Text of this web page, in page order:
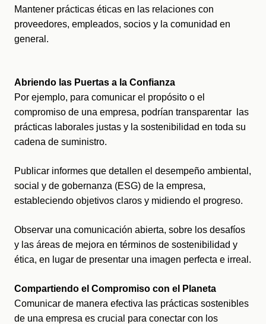
Mantener prácticas éticas en las relaciones con
proveedores, empleados, socios y la comunidad en
general.
Abriendo las Puertas a la Confianza
Por ejemplo, para comunicar el propósito o el
compromiso de una empresa, podrían transparentar  las
prácticas laborales justas y la sostenibilidad en toda su
cadena de suministro.
Publicar informes que detallen el desempeño ambiental,
social y de gobernanza (ESG) de la empresa,
estableciendo objetivos claros y midiendo el progreso.
Observar una comunicación abierta, sobre los desafíos
y las áreas de mejora en términos de sostenibilidad y
ética, en lugar de presentar una imagen perfecta e irreal.
Compartiendo el Compromiso con el Planeta
Comunicar de manera efectiva las prácticas sostenibles
de una empresa es crucial para conectar con los